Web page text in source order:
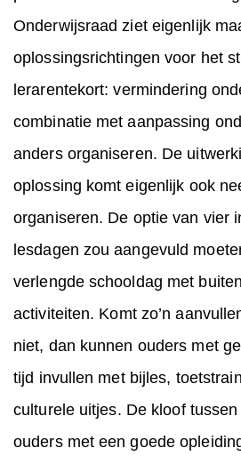
Onderwijsraad ziet eigenlijk
oplossingsrichtingen voor het
lerarentekort: vermindering
combinatie met aanpassing
anders organiseren. De
oplossing komt eigenlijk ook
organiseren. De optie van vier
lesdagen zou aangevuld
verlengde schooldag met
activiteiten. Komt zo’n
niet, dan kunnen ouders met
tijd invullen met bijles,
culturele uitjes. De kloof
ouders met een goede